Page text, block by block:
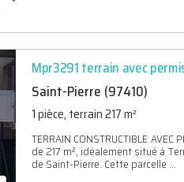
Mpr3291 terrain avec
Saint-Pierre (97410)
1 pièce, terrain 217 m²
TERRAIN CONSTRUCTIBLE
de 217 m², idéalement situé à
de Saint-Pierre. Cette parcelle ...